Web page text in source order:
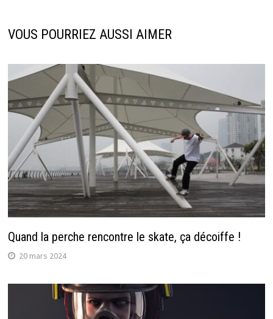
VOUS POURRIEZ AUSSI AIMER
Quand la perche rencontre le skate, ça décoiffe !
20 mars 2024